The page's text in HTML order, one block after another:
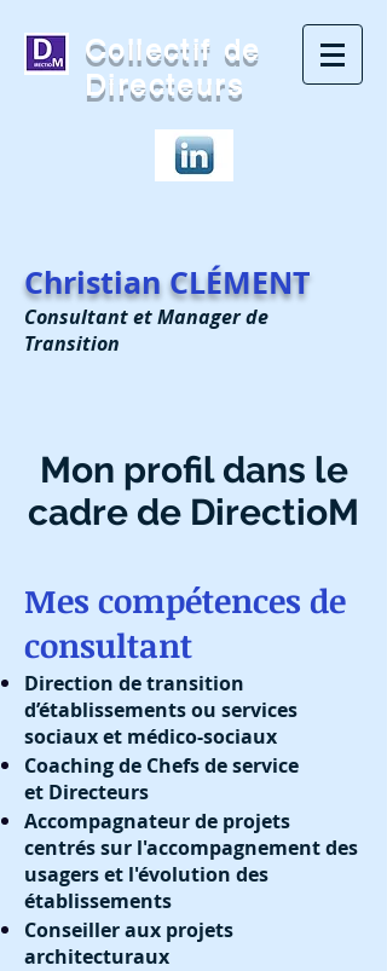
Collectif de
Directeurs
Christian CLÉMENT
Consultant et Manager de
Transition
Mon profil dans le
cadre de DirectioM
Mes compétences de
consultant
Direction de transition
d’établissements ou services
sociaux et médico-sociaux
Coaching de Chefs de service
et Directeurs
Accompagnateur de projets
centrés sur l'accompagnement des
usagers et l'évolution des
établissements
Conseiller aux projets
architecturaux